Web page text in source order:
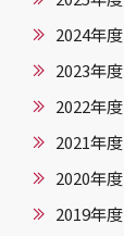
2024年度
2023年度
2022年度
2021年度
2020年度
2019年度